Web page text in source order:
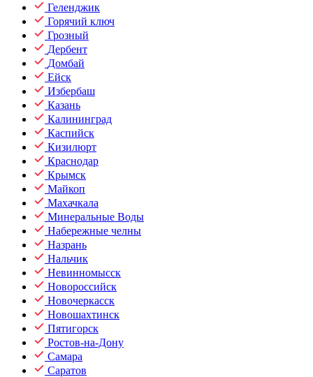
Геленджик
Горячий ключ
Грозный
Дербент
Домбай
Ейск
Избербаш
Казань
Калининград
Каспийск
Кизилюрт
Краснодар
Крымск
Майкоп
Махачкала
Минеральные Воды
Набережные челны
Назрань
Нальчик
Невинномысск
Новороссийск
Новочеркасск
Новошахтинск
Пятигорск
Ростов-на-Дону
Самара
Саратов